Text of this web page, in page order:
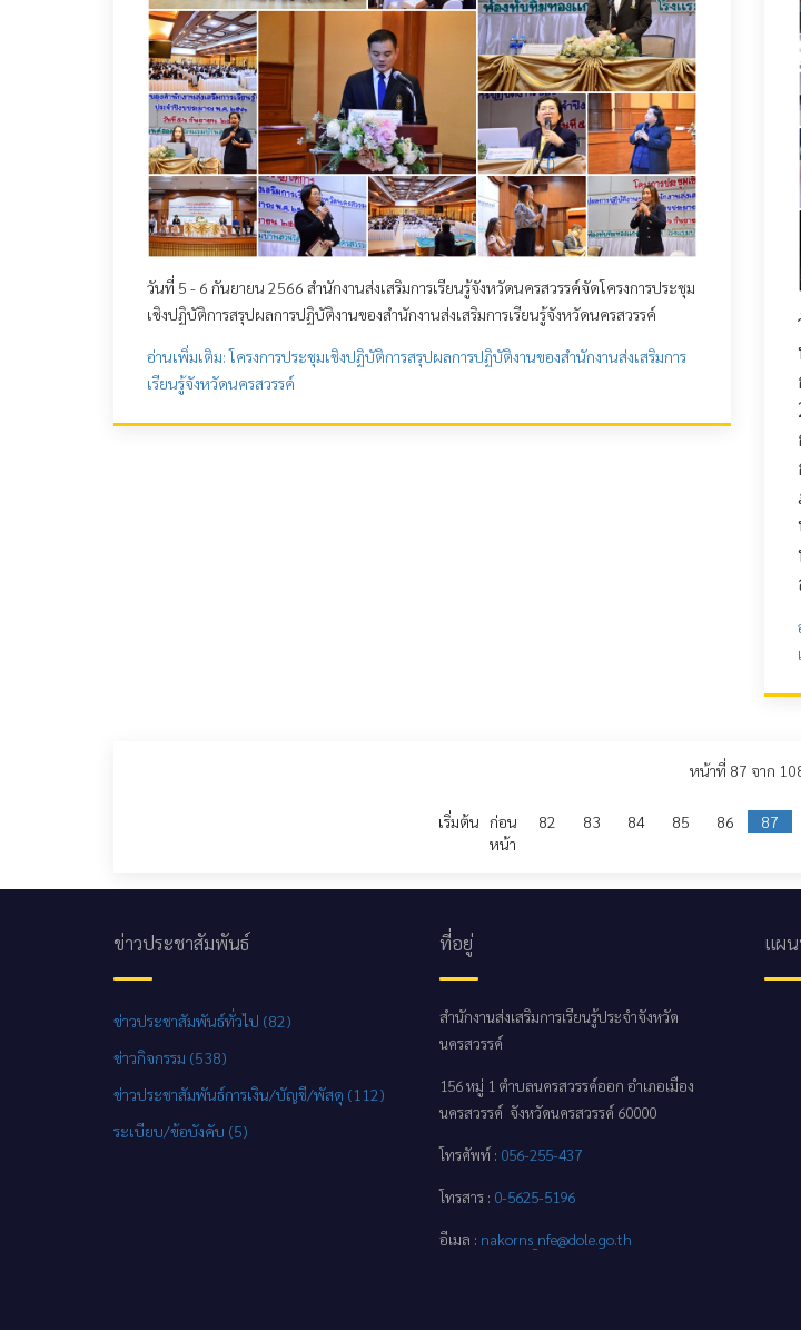
วันที่ 5 - 6 กันยายน 2566 สำนักงานส่งเสริมการเรียนรู้จังหวัดนครสวรรค์จัดโครงการประชุม
เชิงปฏิบัติการสรุปผลการปฏิบัติงานของสำนักงานส่งเสริมการเรียนรู้จังหวัดนครสวรรค์
อ่านเพิ่มเติม: โครงการประชุมเชิงปฏิบัติการสรุปผลการปฏิบัติงานของสำนักงานส่งเสริมการ
เรียนรู้จังหวัดนครสวรรค์
หน้าที่ 87 จาก
เริ่มต้น ก่อน
หน้า
82 83 84 85 86 87
ข่าวประชาสัมพันธ์
ข่าวประชาสัมพันธ์ทั่วไป (82)
ข่าวกิจกรรม (538)
ข่าวประชาสัมพันธ์การเงิน/บัญชี/พัสดุ (112)
ระเบียบ/ข้อบังคับ (5)
ที่อยู่
สำนักงานส่งเสริมการเรียนรู้ประจำจังหวัด
นครสวรรค์
156 หมู่ 1 ตำบลนครสวรรค์ออก อำเภอเมือง
นครสวรรค์ จังหวัดนครสวรรค์ 60000
โทรศัพท์ : 056-255-437
โทรสาร : 0-5625-5196
อีเมล : nakorns_nfe@dole.go.th
แผน